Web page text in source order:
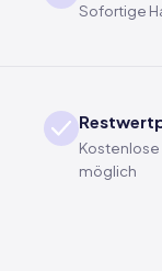
Sofortige
Kostenlose
möglich